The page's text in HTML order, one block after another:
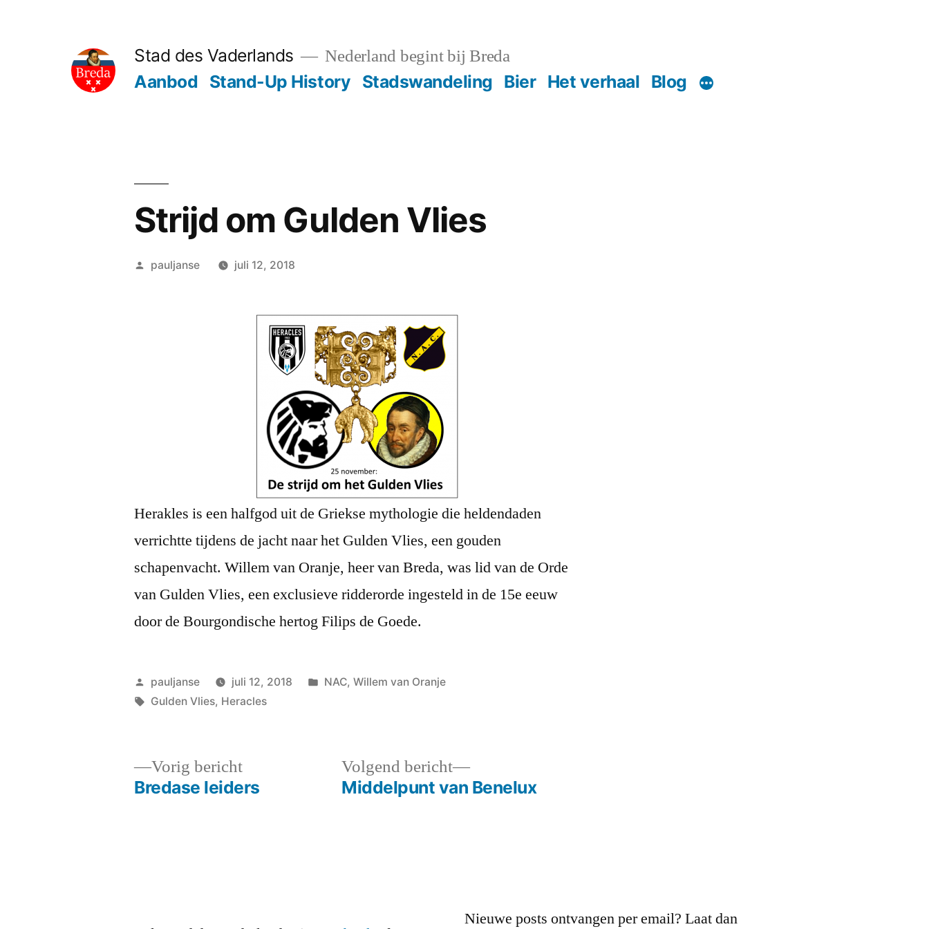
Stad des Vaderlands Nederland begint bij Breda
Aanbod Stand-Up History Stadswandeling Bier Het verhaal Blog
Strijd om Gulden Vlies
Geplaatst
pauljanse juli 12, 2018
Herakles is een halfgod uit de Griekse mythologie die heldendaden
verrichtte tijdens de jacht naar het Gulden Vlies, een gouden
schapenvacht. Willem van Oranje, heer van Breda, was lid van de Orde
van Gulden Vlies, een exclusieve ridderorde ingesteld in de 15e eeuw
door de Bourgondische hertog Filips de Goede.
Geplaatst
door
pauljanse juli 12, 2018
Geplaatst
NAC, Willem van Oranje
Tags:
Gulden Vlies, Heracles
Vorig berichtVorig
bericht:
Bredase leiders
Volgend bericht
Volgend
bericht:
Middelpunt van Benelux
Nieuwe posts ontvangen per email? Laat dan